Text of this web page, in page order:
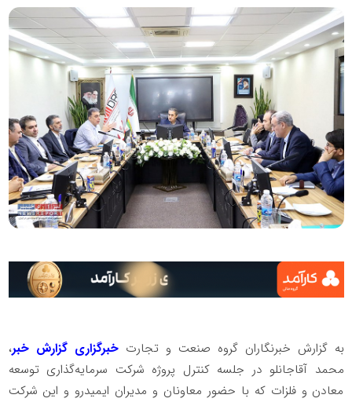
به گزارش خبرنگاران گروه صنعت و تجارتخبرگزاری گزارش خبر،
محمد آقاجانلو در جلسه کنترل پروژه شرکت سرمایه‌گذاری توسعه
معادن و فلزات که با حضور معاونان و مدیران ایمیدرو و این شرکت